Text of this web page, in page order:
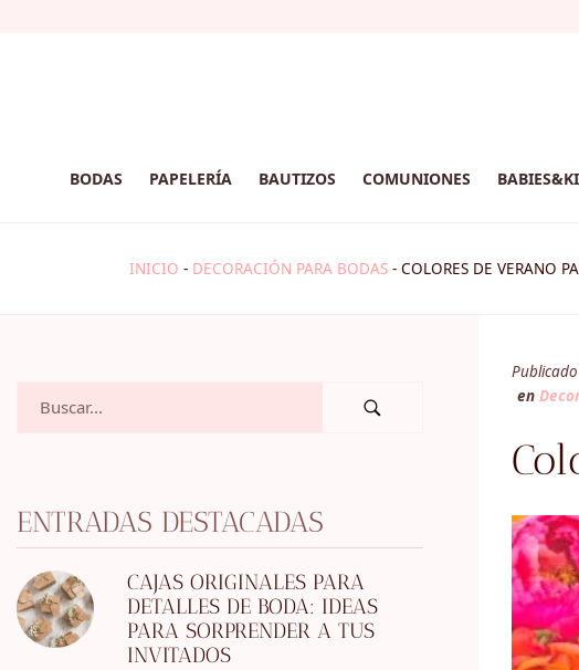
BODAS PAPELERÍA BAUTIZOS COMUNIONES
INICIO - DECORACIÓN PARA BODAS - COLORES DE VERANO
en
ENTRADAS DESTACADAS
CAJAS ORIGINALES PARA
DETALLES DE BODA: IDEAS
PARA SORPRENDER A TUS
INVITADOS